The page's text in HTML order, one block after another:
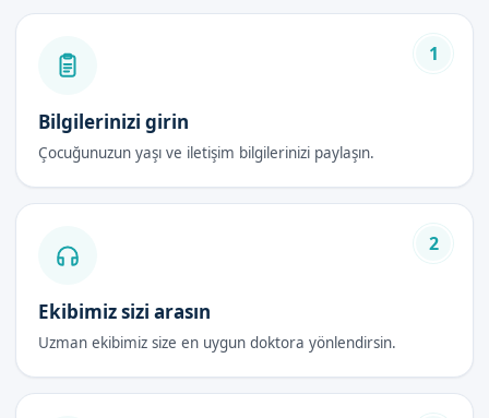
1
Bilgilerinizi girin
Çocuğunuzun yaşı ve iletişim bilgilerinizi paylaşın.
2
Ekibimiz sizi arasın
Uzman ekibimiz size en uygun doktora yönlendirsin.